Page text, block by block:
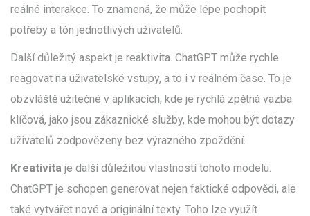
reálné interakce. To znamená, že může lépe pochopit
potřeby a tón jednotlivých uživatelů.
Další důležitý aspekt je reaktivita. ChatGPT může rychle
reagovat na uživatelské vstupy, a to i v reálném čase. To je
obzvláště užitečné v aplikacích, kde je rychlá zpětná vazba
klíčová, jako jsou zákaznické služby, kde mohou být dotazy
uživatelů zodpovězeny bez výrazného zpoždění.
Kreativita je další důležitou vlastností tohoto modelu.
ChatGPT je schopen generovat nejen faktické odpovědi, ale
také vytvářet nové a originální texty. Toho lze využít